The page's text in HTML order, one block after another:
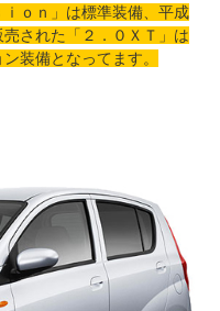
ｏｎ」は標準装備、平成
された「２．０ＸＴ」は
装備となってます。